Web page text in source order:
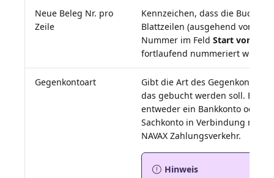
Neue Beleg Nr. pro
Zeile
Kennzeichen, dass die Buch.-
Blattzeilen (ausgehend von der
Nummer im Feld Start von
fortlaufend nummeriert
Gegenkontoart
Gibt die Art des Gegenkontos
das gebucht werden soll. Es
entweder ein Bankkonto oder
Sachkonto in Verbindung mit
Hinweis